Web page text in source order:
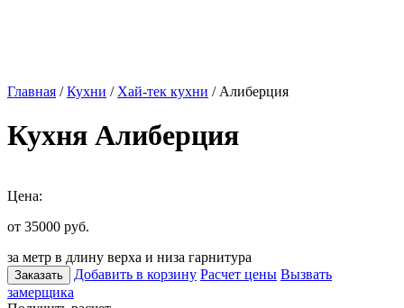
Главная /Кухни / Хай-тек кухни / Алиберция
Кухня Алиберция
Цена:
от 35000 руб.
за метр в длину верха и низа гарнитура
Заказать Добавить в корзину Расчет цены Вызвать
замерщика